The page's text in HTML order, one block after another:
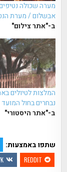
מערה שכולה
אבשלום / מערת
ב-"אתר צילום"
המלצות לטיולים
נבחרים בחול
ב-"אתר היסטורי"
שתפו באמצעות:
REDDIT